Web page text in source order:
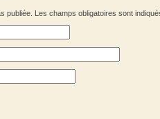
publiée. Les champs obligatoires sont